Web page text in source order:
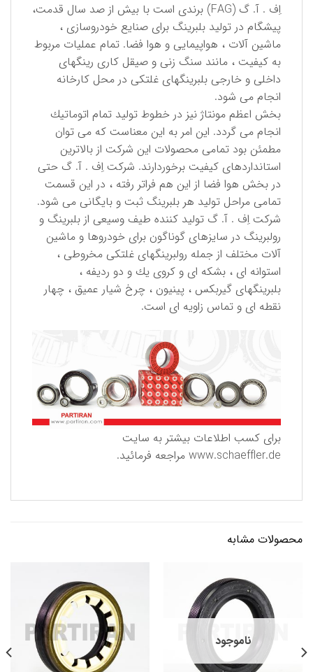
اِف . آ. گ (FAG) برندی است با بیش از صد سال قدمت،
پیشگام در تولید بلبرینگ برای صنایع خودروسازی ،
ماشین آلات ، هواپیمایی و هوا فضا. تمام عملیات مربوط
به كیفیت ، مانند سنگ زنی و صیقل كاری رینگهای
داخلی و خارجی بلبرینگهای غلتكی در محل كارخانه
انجام می شود.
بخش اعظم مونتاژ نیز در خطوط تولید تمام اتوماتیك
انجام می گردد. این امر به این معناست كه می توان
مطمئن بود تمامی محصولات این شركت از بالاترین
استانداردهای كیفیت برخوردارند. شركت اِف . آ. گ حتی
در بخش هوا فضا از این هم فراتر رفته ، در این قسمت
تمامی مراحل تولید هر بلبرینگ ثبت و بایگانی می شود.
شركت اِف . آ. گ تولید كننده طیف وسیعی از بلبرینگ و
رولبرینگ در سایزهای گوناگون برای خودروها و ماشین
آلات مختلف از جمله رولبرینگهای غلتكی مخروطی ،
استوانه ای ، بشكه ای و كروی یك و دو ردیفه ،
بلبرینگهای گیربكس ، پینیون ، چرخ شیار عمیق ، چهار
نقطه ای و تماس زاویه ای است.
برای كسب اطلاعات بیشتر به سایت
www.schaeffler.de مراجعه فرمائید.
محصولات مشابه
ناموجود